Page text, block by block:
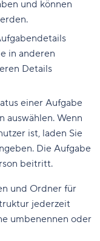
und können
in anderen
Details
einer Aufgabe
auswählen. Wenn
ist, laden Sie
Die Aufgabe
beitritt.
und Ordner für
jederzeit
umbenennen oder